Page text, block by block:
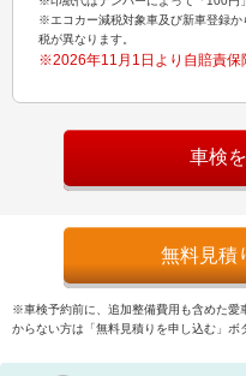
※エコカー減税対象車及び新車登録
税が異なります。
※2026年11月1日より自賠責保
車検
無料見積
※車検予約前に、追加整備費用も含めた愛
からない方は「無料見積りを申し込む」ボ